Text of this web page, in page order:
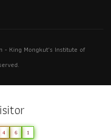
- King Mongkut's Institute of
4 6 1